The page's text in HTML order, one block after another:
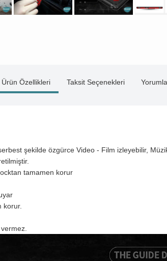
Ürün Özellikleri Taksit Seçenekleri
şekilde özgürce Video - Film izleyebilir,
tamamen korur
korur.